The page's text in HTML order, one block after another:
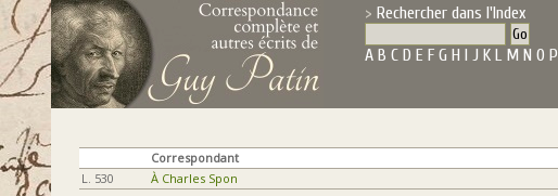
Rechercher dans l'Index
A B C D E F G H I J K L M N O P